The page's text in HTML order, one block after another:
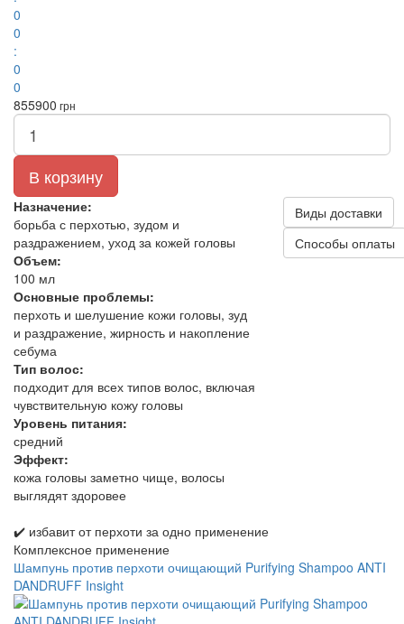
0
0
:
0
0
855900 грн
В корзину
Назначение:
борьба с перхотью, зудом и
раздражением, уход за кожей головы
Объем:
100 мл
Основные проблемы:
перхоть и шелушение кожи головы, зуд
и раздражение, жирность и накопление
себума
Тип волос:
подходит для всех типов волос, включая
чувствительную кожу головы
Уровень питания:
средний
Эффект:
кожа головы заметно чище, волосы
выглядят здоровее
Виды доставки
Способы оплаты
✔️ избавит от перхоти за одно применение
Комплексное применение
Шампунь против перхоти очищающий Purifying Shampoo ANTI
DANDRUFF Insight